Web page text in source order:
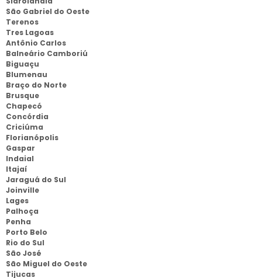
São Gabriel do Oeste
Terenos
Tres Lagoas
Antônio Carlos
Balneário Camboriú
Biguaçu
Blumenau
Braço do Norte
Brusque
Chapecó
Concórdia
Criciúma
Florianópolis
Gaspar
Indaial
Itajaí
Jaraguá do Sul
Joinville
Lages
Palhoça
Penha
Porto Belo
Rio do Sul
São José
São Miguel do Oeste
Tijucas